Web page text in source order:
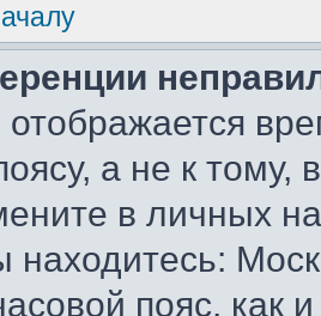
а не к тому,
в личных
находитесь:
пояс, как